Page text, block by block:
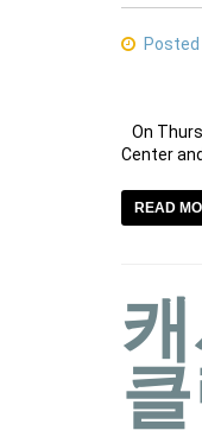
Posted
On
Center
READ